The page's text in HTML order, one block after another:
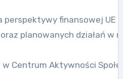
planowanych działań
Centrum Aktywności